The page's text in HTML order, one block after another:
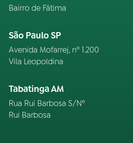
Bairro de Fátima
São Paulo SP
Avenida Mofarrej, nº 1.200
Vila Leopoldina
Tabatinga AM
Rua Rui Barbosa S/Nº
Rui Barbosa